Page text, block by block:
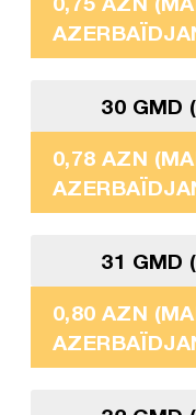
30 GMD
0,78 AZN
31 GMD
0,80 AZN